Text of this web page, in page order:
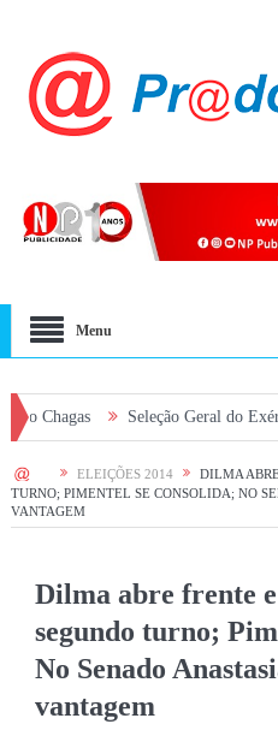
Menu
Seleção Geral do Exército
HOME ELEIÇÕES 2014
DILMA
TURNO; PIMENTEL SE CONSOLIDA; NO
VANTAGEM
Dilma abre frente
segundo turno;
No Senado
vantagem